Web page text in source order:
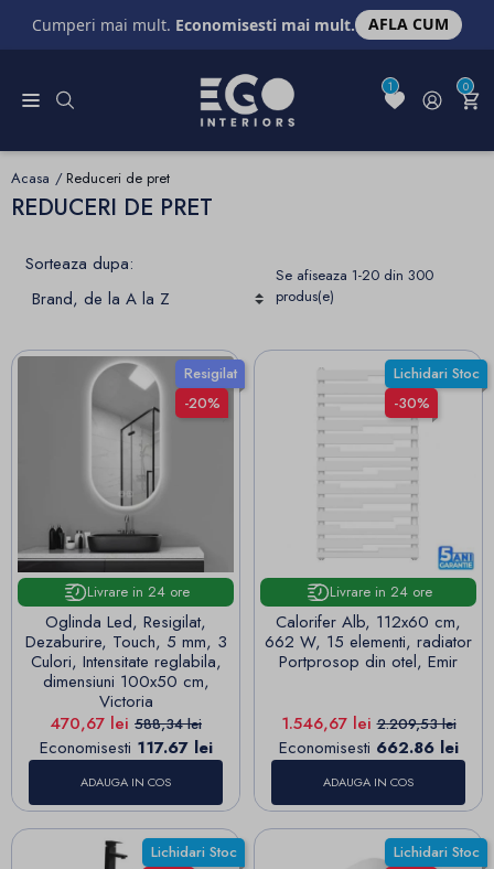
Cumperi mai mult. Economisesti mai mult. AFLA CUM
1 0
Acasa Reduceri de pret
REDUCERI DE PRET
Sorteaza dupa:
Se afiseaza 1-20 din 300
produs(e)
Resigilat
-20%
Livrare in 24 ore
Oglinda Led, Resigilat,
Dezaburire, Touch, 5 mm, 3
Culori, Intensitate reglabila,
dimensiuni 100x50 cm,
Victoria
Pret
470,67 lei Pret de baza
588,34 lei
Economisesti 117.67 lei
ADAUGA IN COS
Lichidari Stoc
-30%
Livrare in 24 ore
Calorifer Alb, 112x60 cm,
662 W, 15 elementi, radiator
Portprosop din otel, Emir
Pret
1.546,67 leiPret de baza
2.209,53 lei
Economisesti 662.86 lei
ADAUGA IN COS
Lichidari Stoc
Lichidari Stoc